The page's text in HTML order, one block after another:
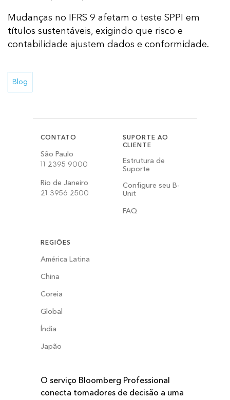
Mudanças no IFRS 9 afetam o teste SPPI em
títulos sustentáveis, exigindo que risco e
contabilidade ajustem dados e conformidade.
Blog
CONTATO
São Paulo
11 2395 9000
Rio de Janeiro
21 3956 2500
SUPORTE AO
CLIENTE
Estrutura de
Suporte
Configure seu B-
Unit
FAQ
REGIÕES
América Latina
China
Coreia
Global
Índia
Japão
O serviço Bloomberg Professional
conecta tomadores de decisão a uma